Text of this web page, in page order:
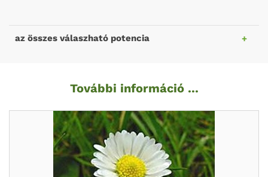
az összes válaszható potencia
További információ ...